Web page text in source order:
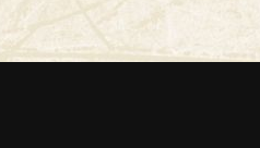
します。
利用するID